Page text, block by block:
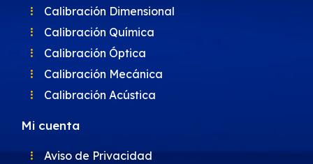
Calibración Dimensional
Calibración Química
Calibración Óptica
Calibración Mecánica
Calibración Acústica
Mi cuenta
Aviso de Privacidad